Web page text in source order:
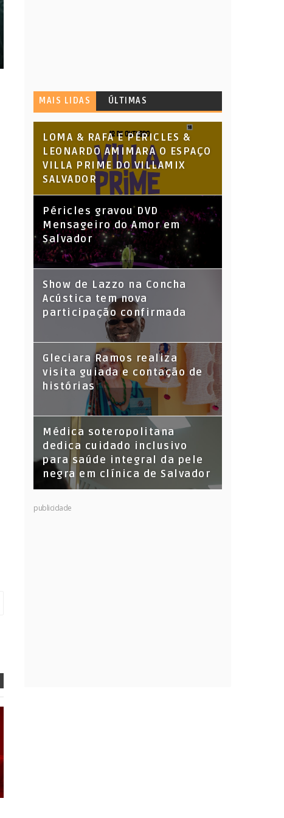
MAIS LIDAS ÚLTIMAS
LOMA & RAFA E PÉRICLES &
LEONARDO AMIMARA O ESPAÇO
VILLA PRIME DO VILLAMIX
SALVADOR
Péricles gravou DVD
Mensageiro do Amor em
Salvador
Show de Lazzo na Concha
Acústica tem nova
participação confirmada
Gleciara Ramos realiza
visita guiada e contação de
histórias
Médica soteropolitana
dedica cuidado inclusivo
para saúde integral da pele
negra em clínica de Salvador
publicidade